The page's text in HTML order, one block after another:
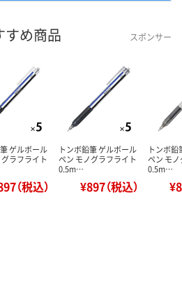
すめ商品 スポンサー
ゲルボール
ラフライト
（税込）
トンボ鉛筆 ゲルボール
ペン モノグラフライト
0.5m…
¥897（税込）
トンボ鉛
ペン モ
0.5m…